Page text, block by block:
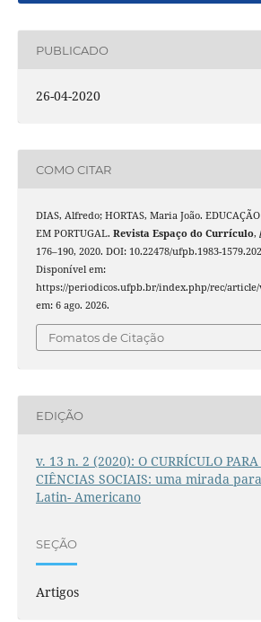
PUBLICADO
26-04-2020
COMO CITAR
DIAS, Alfredo; HORTAS, Maria João.
EM PORTUGAL. Revista Espaço do Currículo,
176–190, 2020. DOI: 10.22478/ufpb.1983-
Disponível em:
https://periodicos.ufpb.br/index.php/rec/article/
em: 6 ago. 2026.
Fomatos de Citação
EDIÇÃO
v. 13 n. 2 (2020): O CURRÍCULO
CIÊNCIAS SOCIAIS: uma mirada
Latin- Americano
SEÇÃO
Artigos